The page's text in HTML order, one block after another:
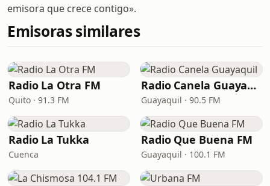
emisora que crece contigo».
Emisoras similares
Radio La Otra FM
Quito · 91.3 FM
Radio Canela Guayaquil
Guayaquil · 90.5 FM
Radio La Tukka
Cuenca
Radio Que Buena FM
Guayaquil · 100.1 FM